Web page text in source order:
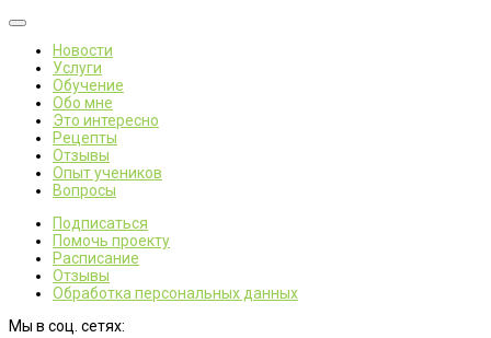
Новости
Услуги
Обучение
Обо мне
Это интересно
Рецепты
Отзывы
Опыт учеников
Вопросы
Подписаться
Помочь проекту
Расписание
Отзывы
Обработка персональных данных
Мы в соц. сетях: